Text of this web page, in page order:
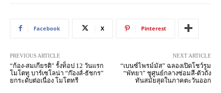
Facebook X Pinterest
PREVIOUS ARTICLE
“ก้อง-สมเกียรติ” รั้งท็อป 12 วันแรก
โมโตทู บาร์เซโลน่า “ก๊องส์-ธัชกร”
ยกระดับต่อเนื่อง โมโตทรี
NEXT ARTICLE
“เบนซ์ไพรม์มัส” ฉลองเปิดโชว์รูม
“พัทยา” ชูศูนย์กลางซ่อมสี-ตัวถัง
ทันสมัยสุดในภาคตะวันออก